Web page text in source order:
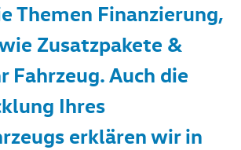
Themen Finanzierung,
Zusatzpakete &
Fahrzeug. Auch die
Ihres
erklären wir in